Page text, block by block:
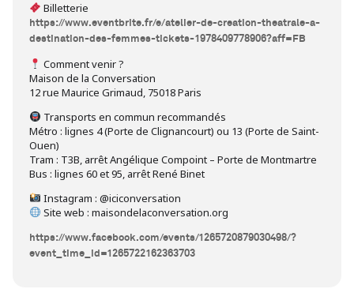
Billetterie
https://www.eventbrite.fr/e/atelier-de-creation-theatrale-a-
destination-des-femmes-tickets-1978409778906?aff=FB
Comment venir ?
Maison de la Conversation
12 rue Maurice Grimaud, 75018 Paris
Transports en commun recommandés
Métro : lignes 4 (Porte de Clignancourt) ou 13 (Porte de Saint-
Ouen)
Tram : T3B, arrêt Angélique Compoint – Porte de Montmartre
Bus : lignes 60 et 95, arrêt René Binet
Instagram : @iciconversation
Site web : maisondelaconversation.org
https://www.facebook.com/events/1265720879030498/?
event_time_id=1265722162363703